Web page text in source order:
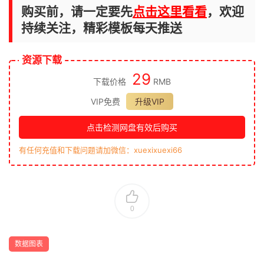
购买前，请一定要先点击这里看看，欢迎
持续关注，精彩模板每天推送
资源下载
下载价格 29 RMB
VIP免费
升级VIP
点击检测网盘有效后购买
有任何充值和下载问题请加微信：xuexixuexi66
0
数据图表